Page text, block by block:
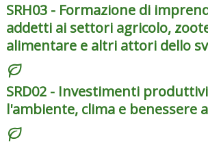
SRH03 - Formazione di
addetti ai settori agricolo,
alimentare e altri attori dello
SRD02 - Investimenti
l'ambiente, clima e benessere